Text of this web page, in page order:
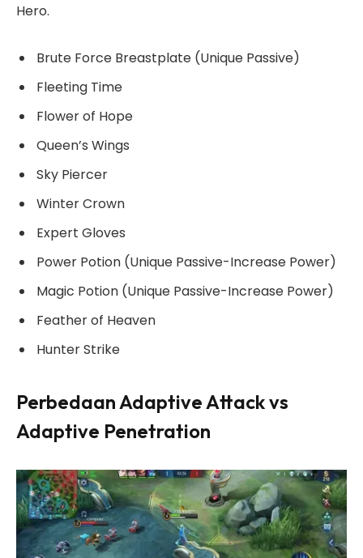
Hero.
Brute Force Breastplate (Unique Passive)
Fleeting Time
Flower of Hope
Queen’s Wings
Sky Piercer
Winter Crown
Expert Gloves
Power Potion (Unique Passive-Increase Power)
Magic Potion (Unique Passive-Increase Power)
Feather of Heaven
Hunter Strike
Perbedaan Adaptive Attack vs
Adaptive Penetration